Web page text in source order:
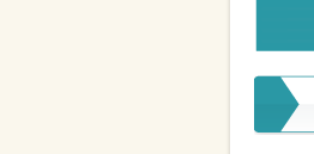
コ
ス
ト